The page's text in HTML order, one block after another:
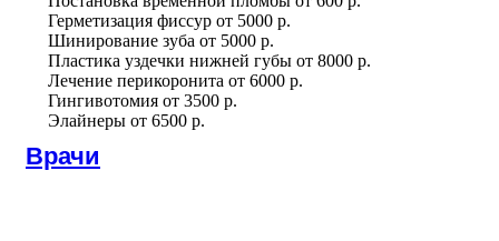
Герметизация фиссур от 5000 р.
Шинирование зуба от 5000 р.
Пластика уздечки нижней губы от 8000 р.
Лечение перикоронита от 6000 р.
Гингивотомия от 3500 р.
Элайнеры от 6500 р.
Врачи